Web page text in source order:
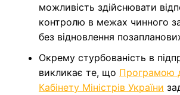
можливість здійснювати
контролю в межах чинного
без відновлення
Окрему стурбованість в
викликає те, що Програмою
Кабінету Міністрів України